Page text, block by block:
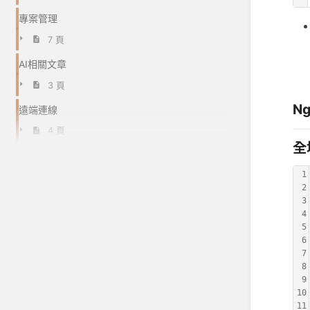
專案管理
7 頁
AI相關文章
3 頁
遠端連線
4 頁
全
1
2
3
4
5
6
7
8
9
10
11